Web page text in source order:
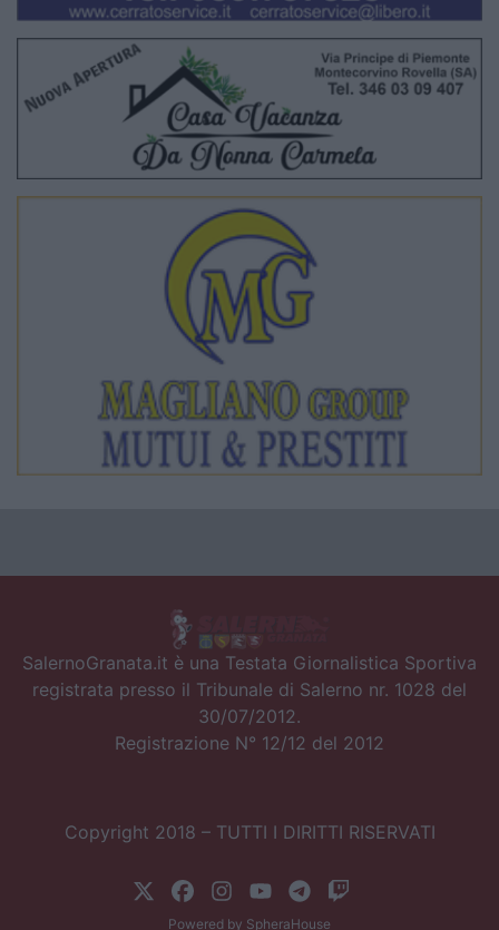
SalernoGranata.it è una Testata Giornalistica Sportiva
registrata presso il Tribunale di Salerno nr. 1028 del
30/07/2012.
Registrazione N° 12/12 del 2012
Copyright 2018 – TUTTI I DIRITTI RISERVATI
Powered by SpheraHouse